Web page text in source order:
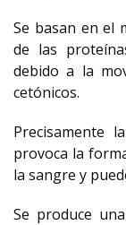
Se basan en el
de las
debido a la
cetónicos.
Precisamente
provoca la
la sangre y
Se produce